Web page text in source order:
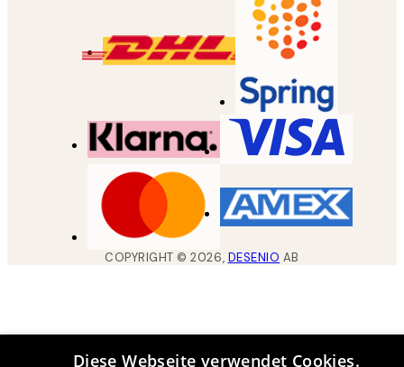
COPYRIGHT ©2026, DESENIO AB
Diese Webseite verwendet Cookies.